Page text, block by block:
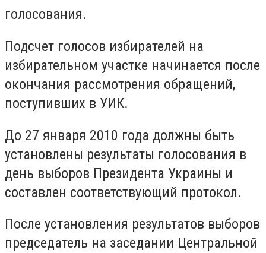
голосования.
Подсчет голосов избирателей на
избирательном участке начинается после
окончания рассмотрения обращений,
поступивших в УИК.
До 27 января 2010 года должны быть
установлены результаты голосования в
день выборов Президента Украины и
составлен соответствующий протокол.
После установления результатов выборов
председатель на заседании Центральной